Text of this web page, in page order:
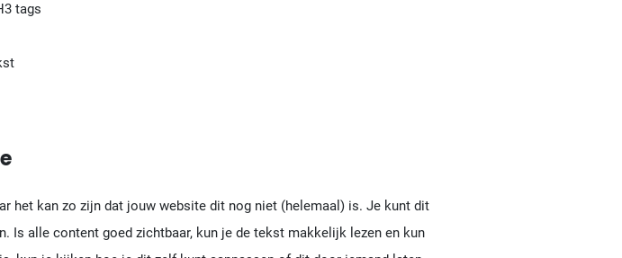
tags
het kan zo zijn dat jouw website dit nog niet (helemaal) is. Je kunt dit
alle content goed zichtbaar, kun je de tekst makkelijk lezen en kun